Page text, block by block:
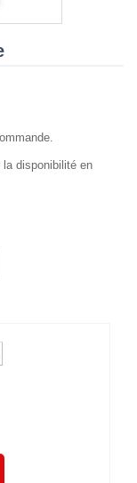
disponibilité en